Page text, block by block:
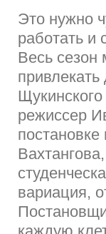
Это нужно
работать и
Весь сезон
привлекать
режиссер
вариация,